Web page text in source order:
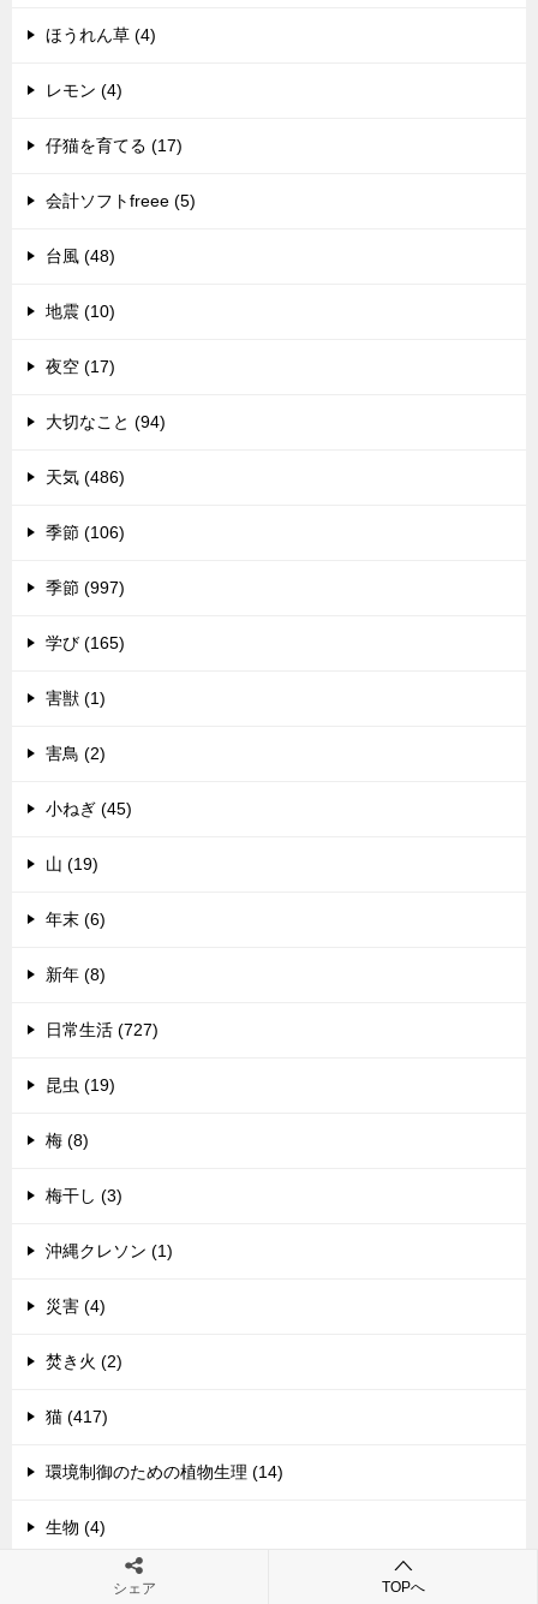
ほうれん草 (4)
レモン (4)
仔猫を育てる (17)
会計ソフトfreee (5)
台風 (48)
地震 (10)
夜空 (17)
大切なこと (94)
天気 (486)
季節 (106)
季節 (997)
学び (165)
害獣 (1)
害鳥 (2)
小ねぎ (45)
山 (19)
年末 (6)
新年 (8)
日常生活 (727)
昆虫 (19)
梅 (8)
梅干し (3)
沖縄クレソン (1)
災害 (4)
焚き火 (2)
猫 (417)
環境制御のための植物生理 (14)
生物 (4)
田植え (21)シェア TOPへ